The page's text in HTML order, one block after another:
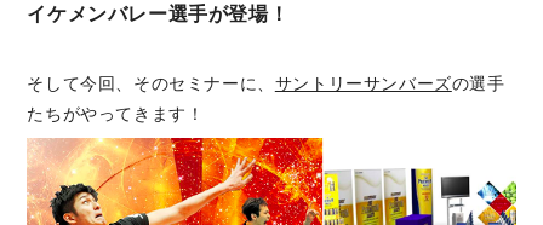
イケメンバレー選手が登場！
そして今回、そのセミナーに、 サントリーサンバーズの選手
たちがやってきます！